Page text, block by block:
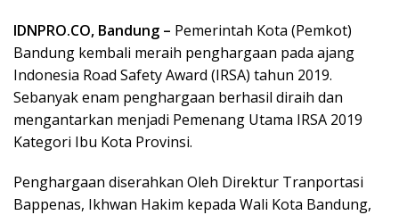
IDNPRO.CO, Bandung – Pemerintah Kota (Pemkot)
Bandung kembali meraih penghargaan pada ajang
Indonesia Road Safety Award (IRSA) tahun 2019.
Sebanyak enam penghargaan berhasil diraih dan
mengantarkan menjadi Pemenang Utama IRSA 2019
Kategori Ibu Kota Provinsi.
Penghargaan diserahkan Oleh Direktur Tranportasi
Bappenas, Ikhwan Hakim kepada Wali Kota Bandung,